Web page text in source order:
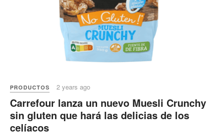
PRODUCTOS 2 years ago
Carrefour lanza un nuevo Muesli Crunchy
sin gluten que hará las delicias de los
celíacos